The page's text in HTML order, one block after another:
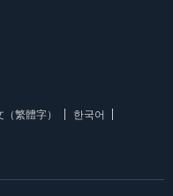
（繁體字）
한국어